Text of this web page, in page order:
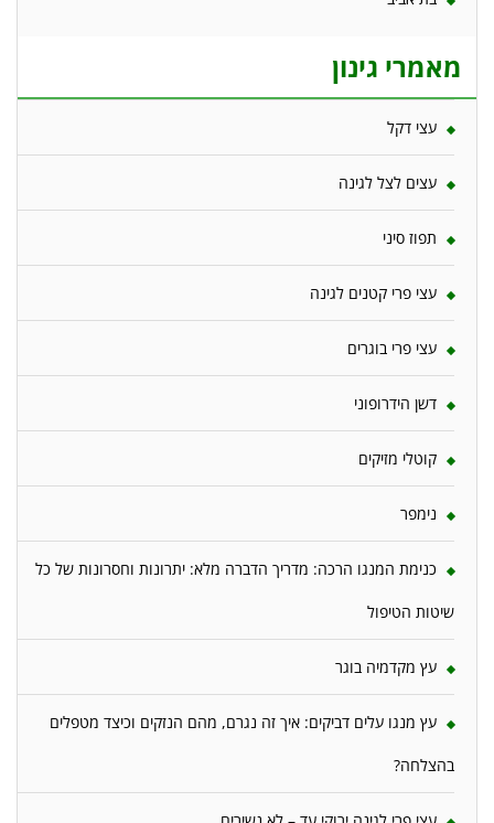
מאמרי גינון
עצי דקל
עצים לצל לגינה
תפוז סיני
עצי פרי קטנים לגינה
עצי פרי בוגרים
דשן הידרופוני
קוטלי מזיקים
נימפר
כנימת המנגו הרכה: מדריך הדברה מלא: יתרונות וחסרונות של כל
שיטות הטיפול
עץ מקדמיה בוגר
עץ מנגו עלים דביקים: איך זה נגרם, מהם הנזקים וכיצד מטפלים
בהצלחה?